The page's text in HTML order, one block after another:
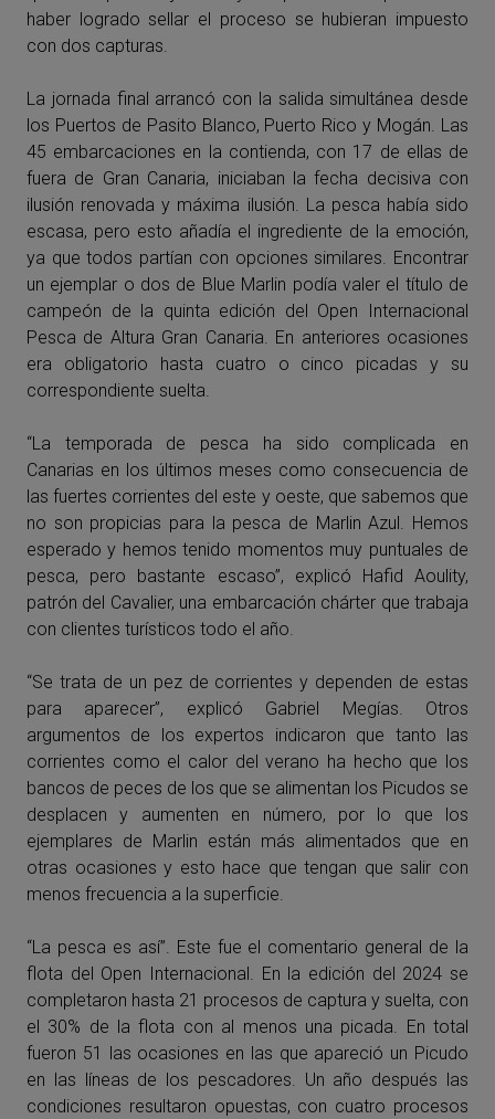
haber logrado sellar el proceso se hubieran impuesto
con dos capturas.
La jornada final arrancó con la salida simultánea desde
los Puertos de Pasito Blanco, Puerto Rico y Mogán. Las
45 embarcaciones en la contienda, con 17 de ellas de
fuera de Gran Canaria, iniciaban la fecha decisiva con
ilusión renovada y máxima ilusión. La pesca había sido
escasa, pero esto añadía el ingrediente de la emoción,
ya que todos partían con opciones similares. Encontrar
un ejemplar o dos de Blue Marlin podía valer el título de
campeón de la quinta edición del Open Internacional
Pesca de Altura Gran Canaria. En anteriores ocasiones
era obligatorio hasta cuatro o cinco picadas y su
correspondiente suelta.
“La temporada de pesca ha sido complicada en
Canarias en los últimos meses como consecuencia de
las fuertes corrientes del este y oeste, que sabemos que
no son propicias para la pesca de Marlin Azul. Hemos
esperado y hemos tenido momentos muy puntuales de
pesca, pero bastante escaso”, explicó Hafid Aoulity,
patrón del Cavalier, una embarcación chárter que trabaja
con clientes turísticos todo el año.
“Se trata de un pez de corrientes y dependen de estas
para aparecer”, explicó Gabriel Megías. Otros
argumentos de los expertos indicaron que tanto las
corrientes como el calor del verano ha hecho que los
bancos de peces de los que se alimentan los Picudos se
desplacen y aumenten en número, por lo que los
ejemplares de Marlin están más alimentados que en
otras ocasiones y esto hace que tengan que salir con
menos frecuencia a la superficie.
“La pesca es así”. Este fue el comentario general de la
flota del Open Internacional. En la edición del 2024 se
completaron hasta 21 procesos de captura y suelta, con
el 30% de la flota con al menos una picada. En total
fueron 51 las ocasiones en las que apareció un Picudo
en las líneas de los pescadores. Un año después las
condiciones resultaron opuestas, con cuatro procesos